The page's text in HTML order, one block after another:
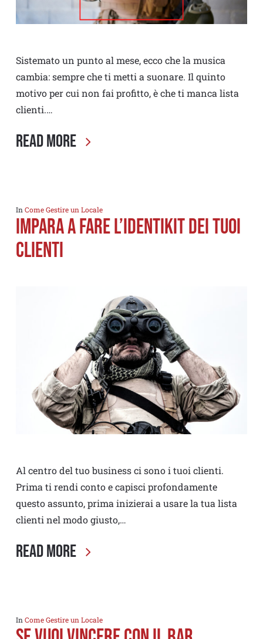
Sistemato un punto al mese, ecco che la musica
cambia: sempre che ti metti a suonare. Il quinto
motivo per cui non fai profitto, è che ti manca lista
clienti.…
Read More
In Come Gestire un Locale
IMPARA A FARE L’IDENTIKIT DEI TUOI
CLIENTI
Al centro del tuo business ci sono i tuoi clienti.
Prima ti rendi conto e capisci profondamente
questo assunto, prima inizierai a usare la tua lista
clienti nel modo giusto,…
Read More
In Come Gestire un Locale